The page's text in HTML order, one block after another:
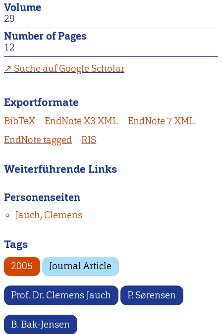
Volume
29
Number of Pages
12
Suche auf Google Scholar
Exportformate
BibTeX EndNote X3 XML
EndNote 7 XML
EndNote tagged
RIS
Weiterführende Links
Personenseiten
Jauch, Clemens
Tags
2005 Journal Article
Prof. Dr. Clemens Jauch P. Sørensen
B. Bak-Jensen